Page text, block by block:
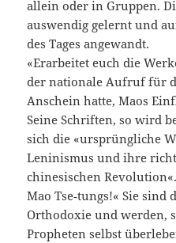
allein oder in Gruppen.
auswendig gelernt und
des Tages angewandt.
«Erarbeitet euch die
der nationale Aufruf für
Anschein hatte, Maos
Seine Schriften, so wird
sich die «ursprüngliche
Leninismus und ihre
chinesischen
Mao Tse‑tungs!« Sie sind
Orthodoxie und werden,
Propheten selbst